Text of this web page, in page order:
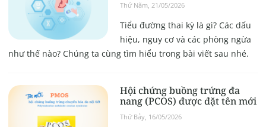
Thứ Năm, 21/05/2026
Tiểu đường thai kỳ là gì? Các dấu
hiệu, nguy cơ và các phòng ngừa
như thế nào? Chúng ta cùng tìm hiểu trong bài viết sau nhé.
Hội chứng buồng trứng đa
nang (PCOS) được đặt tên mới
Thứ Bảy, 16/05/2026